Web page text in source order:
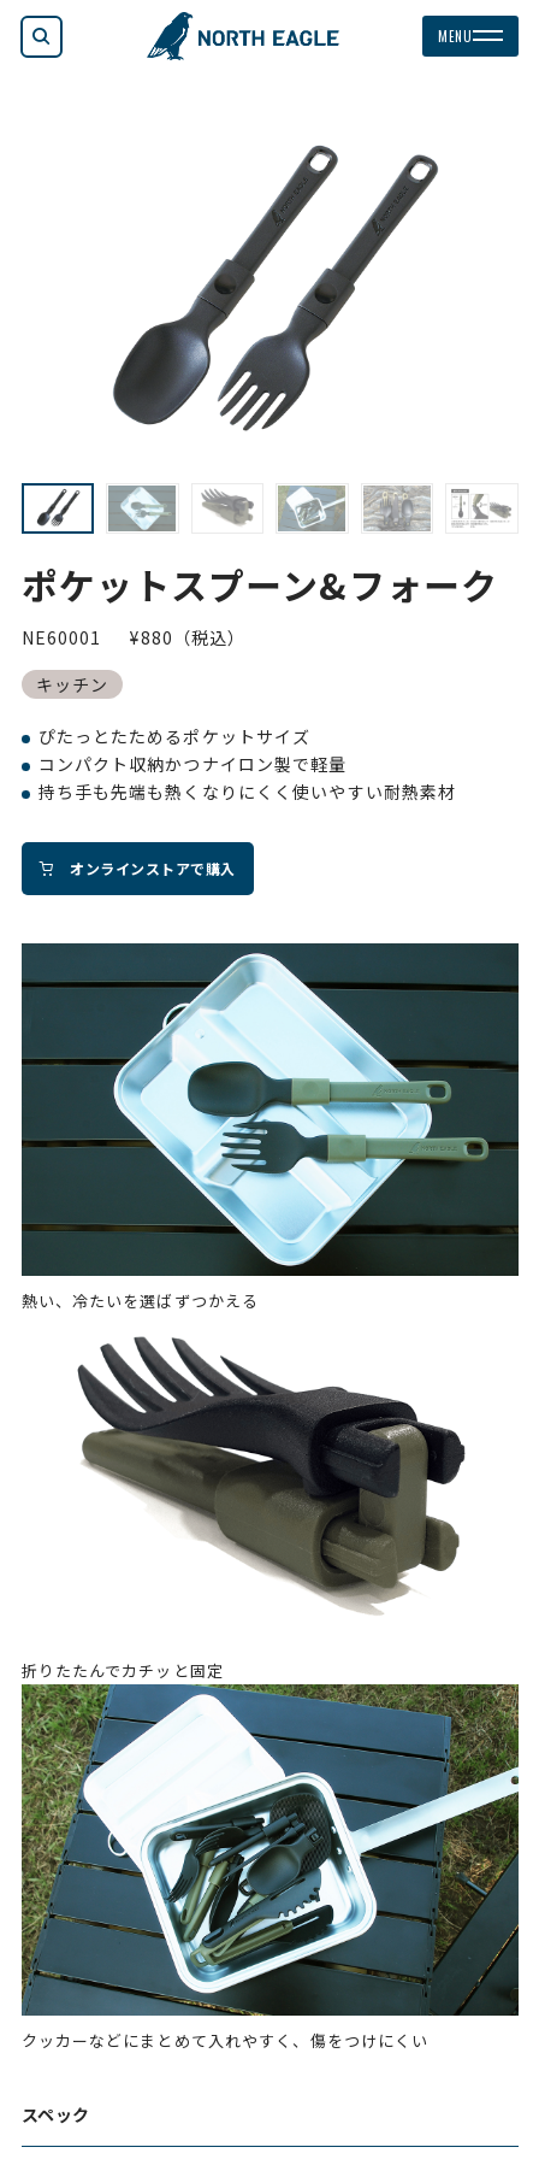
MENU検索
ポケットスプーン&フォーク
NE60001
¥880（税込）
キッチン
ぴたっとたためるポケットサイズ
コンパクト収納かつナイロン製で軽量
持ち手も先端も熱くなりにくく使いやすい耐熱素材
オンラインストアで購入
熱い、冷たいを選ばずつかえる
折りたたんでカチッと固定
クッカーなどにまとめて入れやすく、傷をつけにくい
スペック